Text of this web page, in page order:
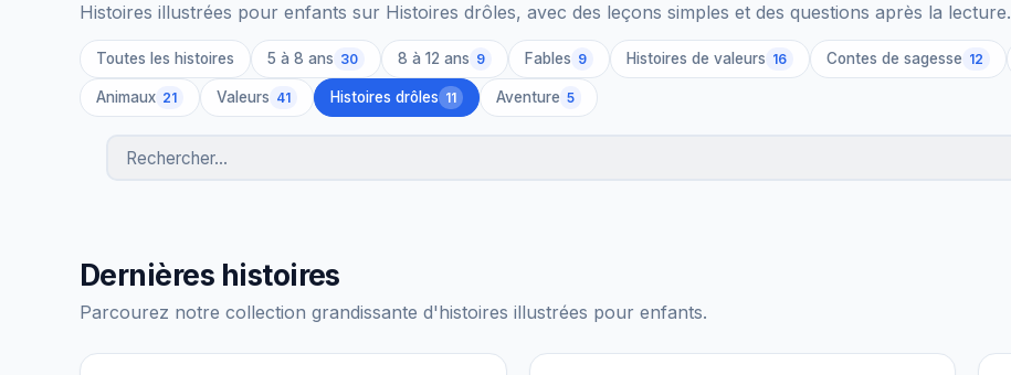
Histoires illustrées pour enfants sur Histoires drôles, avec des leçons simples et des questions après la lecture.
Toutes les histoires 5 à 8 ans 30 8 à 12 ans 9 Fables 9 Histoires de valeurs 16 Contes de sagesse 12
Animaux 21 Valeurs 41 Histoires drôles 11 Aventure 5
Rechercher des histoires
Dernières histoires
Parcourez notre collection grandissante d'histoires illustrées pour enfants.